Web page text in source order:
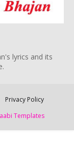
lyrics and its
Privacy Policy
Templates